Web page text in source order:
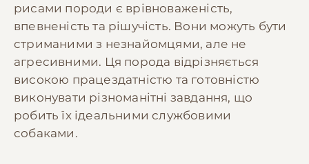
рисами породи є врівноваженість,
впевненість та рішучість. Вони можуть бути
стриманими з незнайомцями, але не
агресивними. Ця порода відрізняється
високою працездатністю та готовністю
виконувати різноманітні завдання, що
робить їх ідеальними службовими
собаками.